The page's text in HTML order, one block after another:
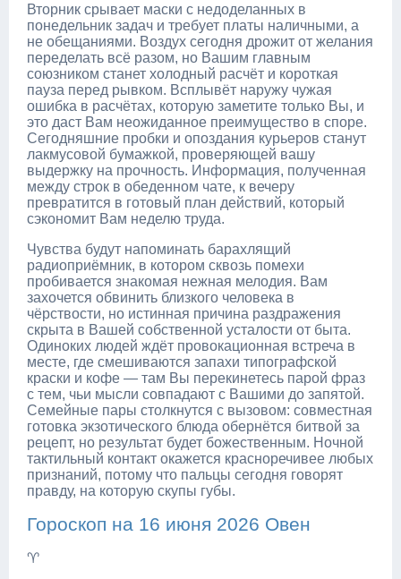
Вторник срывает маски с недоделанных в
понедельник задач и требует платы наличными, а
не обещаниями. Воздух сегодня дрожит от желания
переделать всё разом, но Вашим главным
союзником станет холодный расчёт и короткая
пауза перед рывком. Всплывёт наружу чужая
ошибка в расчётах, которую заметите только Вы, и
это даст Вам неожиданное преимущество в споре.
Сегодняшние пробки и опоздания курьеров станут
лакмусовой бумажкой, проверяющей вашу
выдержку на прочность. Информация, полученная
между строк в обеденном чате, к вечеру
превратится в готовый план действий, который
сэкономит Вам неделю труда.
Чувства будут напоминать барахлящий
радиоприёмник, в котором сквозь помехи
пробивается знакомая нежная мелодия. Вам
захочется обвинить близкого человека в
чёрствости, но истинная причина раздражения
скрыта в Вашей собственной усталости от быта.
Одиноких людей ждёт провокационная встреча в
месте, где смешиваются запахи типографской
краски и кофе — там Вы перекинетесь парой фраз
с тем, чьи мысли совпадают с Вашими до запятой.
Семейные пары столкнутся с вызовом: совместная
готовка экзотического блюда обернётся битвой за
рецепт, но результат будет божественным. Ночной
тактильный контакт окажется красноречивее любых
признаний, потому что пальцы сегодня говорят
правду, на которую скупы губы.
Гороскоп на 16 июня 2026 Овен
♈